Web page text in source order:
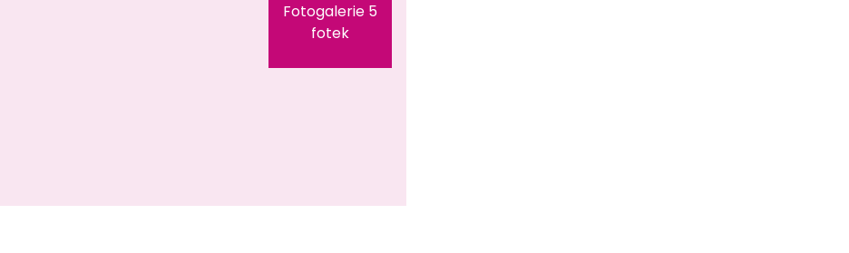
Fotogalerie 5
fotek